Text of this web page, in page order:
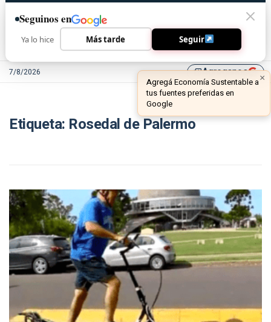
7/8/2026 library_addAgreganos ×
Agregá Economía Sustentable a
tus fuentes preferidas en
Google
Etiqueta: Rosedal de Palermo
Seguinos en
Ya lo hice Más tarde Seguir